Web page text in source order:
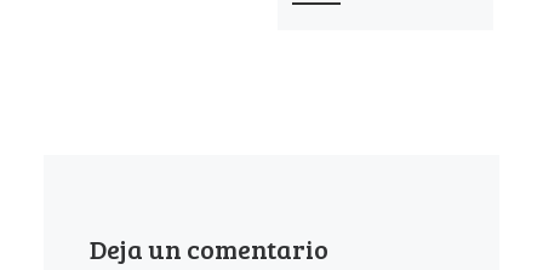
Deja un comentario